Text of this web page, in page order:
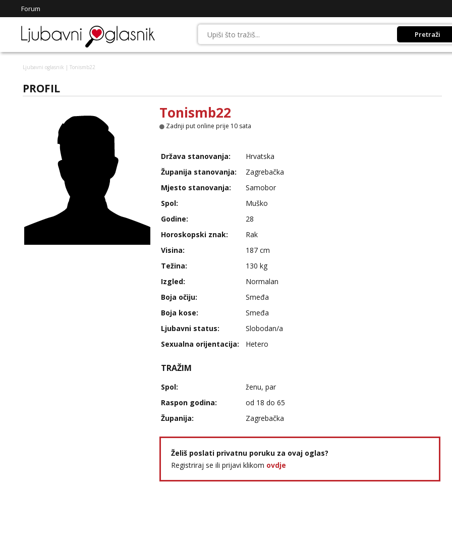
Forum
Pretraži
Ljubavni oglasnik | Tonismb22
PROFIL
Tonismb22
Zadnji put online prije 10 sata
Država stanovanja:
Hrvatska
Županija stanovanja:
Zagrebačka
Mjesto stanovanja:
Samobor
Spol:
Muško
Godine:
28
Horoskopski znak:
Rak
Visina:
187 cm
Težina:
130 kg
Izgled:
Normalan
Boja očiju:
Smeđa
Boja kose:
Smeđa
Ljubavni status:
Slobodan/a
Sexualna orijentacija:
Hetero
TRAŽIM
Spol:
ženu, par
Raspon godina:
od 18 do 65
Županija:
Zagrebačka
Želiš poslati privatnu poruku za ovaj oglas?
Registriraj se ili prijavi klikom ovdje